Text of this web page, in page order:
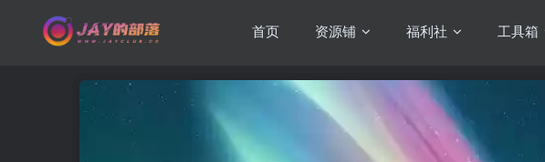
首页 资源铺 福利社 工具箱